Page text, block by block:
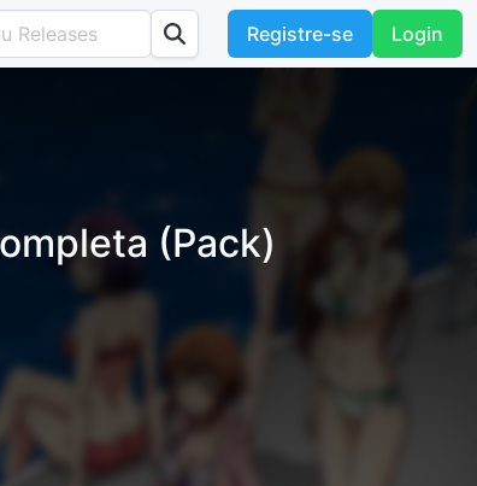
Registre-se Login
(Pack)